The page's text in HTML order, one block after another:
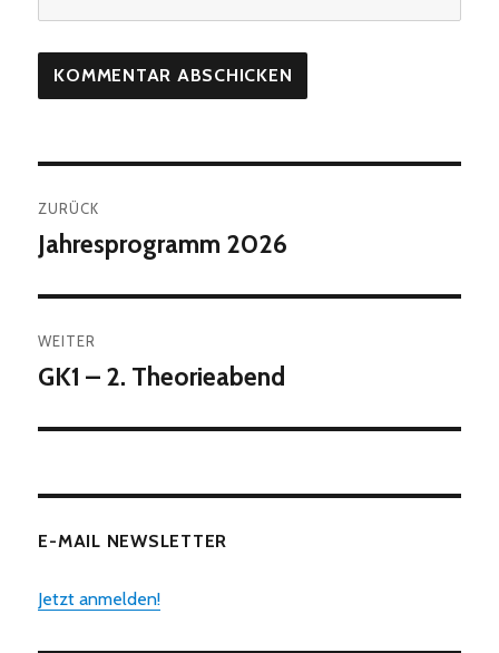
ZURÜCK
Vorheriger
Jahresprogramm 2026
WEITER
Nächster
GK1 – 2. Theorieabend
E-MAIL NEWSLETTER
Jetzt anmelden!